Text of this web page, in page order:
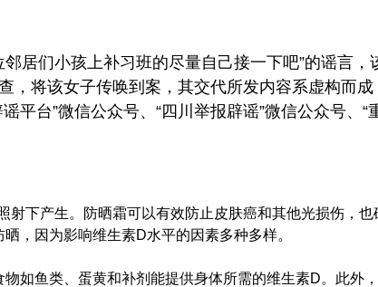
居们小孩上补习班的尽量自己接一下吧”的谣言，
，将该女子传唤到案，其交代所发内容系虚构而成
平台”微信公众号、“四川举报辟谣”微信公众号、“
下产生。防晒霜可以有效防止皮肤癌和其他光损伤，也
，因为影响维生素D水平的因素多种多样。
物如鱼类、蛋黄和补剂能提供身体所需的维生素D。此外